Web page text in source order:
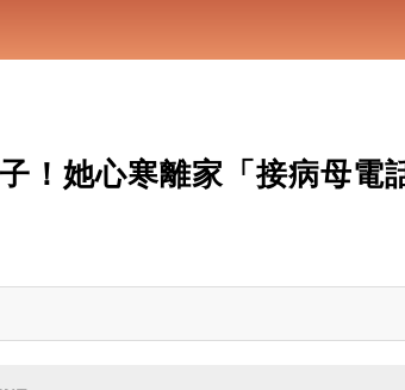
！她心寒離家「接病母電